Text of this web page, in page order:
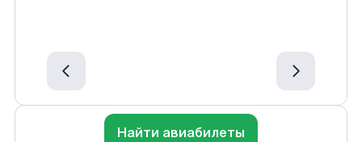
Найти авиабилеты